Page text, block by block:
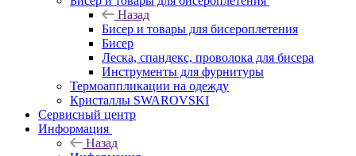
Назад
Бисер и товары для бисероплетения
Бисер
Леска, спандекс, проволока для бисера
Инструменты для фурнитуры
Термоаппликации на одежду
Кристаллы SWAROVSKI
Сервисный центр
Информация
Назад